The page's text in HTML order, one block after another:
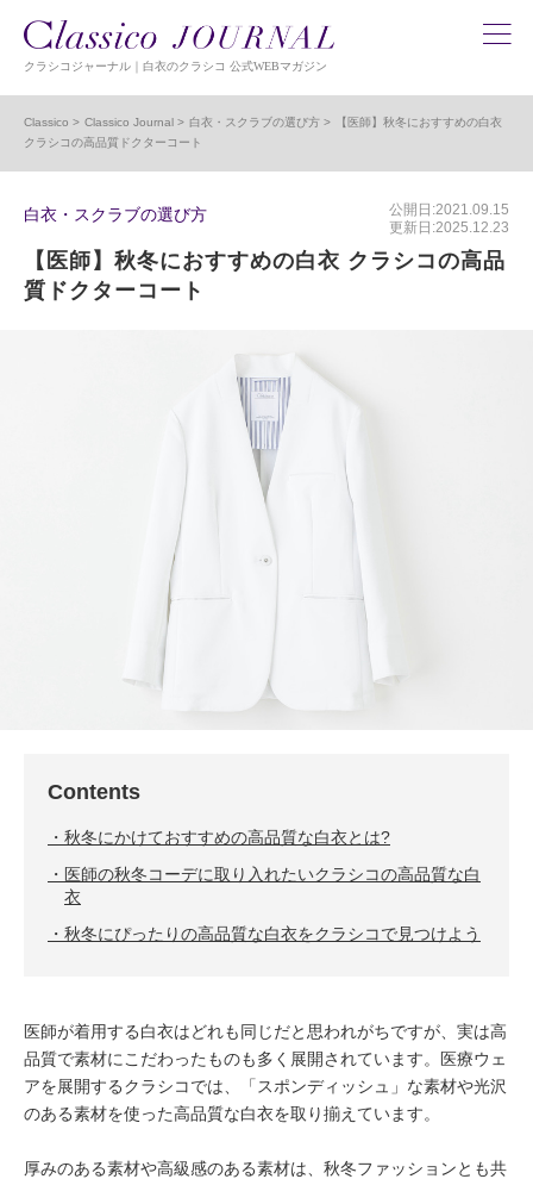
クラシコジャーナル｜白衣のクラシコ 公式WEBマガジン
Classico Classico Journal 白衣・スクラブの選び方
【医師】秋冬におすすめの白衣
クラシコの高品質ドクターコート
白衣・スクラブの選び方
公開日:2021.09.15
更新日:2025.12.23
【医師】秋冬におすすめの白衣 クラシコの高品
質ドクターコート
Contents
秋冬にかけておすすめの高品質な白衣とは?
医師の秋冬コーデに取り入れたいクラシコの高品質な白
衣
秋冬にぴったりの高品質な白衣をクラシコで見つけよう
医師が着用する白衣はどれも同じだと思われがちですが、実は高
品質で素材にこだわったものも多く展開されています。医療ウェ
アを展開するクラシコでは、「スポンディッシュ」な素材や光沢
のある素材を使った高品質な白衣を取り揃えています。
厚みのある素材や高級感のある素材は、秋冬ファッションとも共